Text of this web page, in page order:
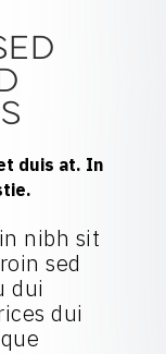
duis at. In
nibh sit
sed
dui
dui